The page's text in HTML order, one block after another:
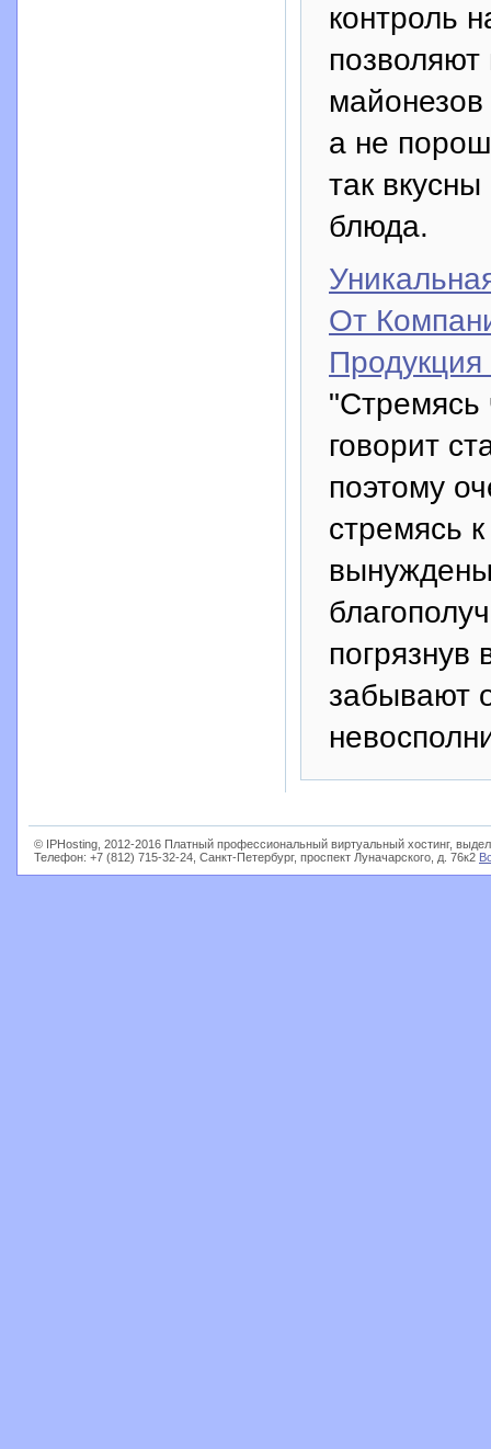
контроль
позволяют
а не
так
блюда.
От
"Стремясь
говорит
поэтому
стремясь
погрязнув
забывают
© IPHosting, 2012-2016 Платный профессиональный виртуальный хостинг,
Телефон: +7 (812) 715-32-24, Санкт-Петербург, проспект Луначарского, д. 76к2